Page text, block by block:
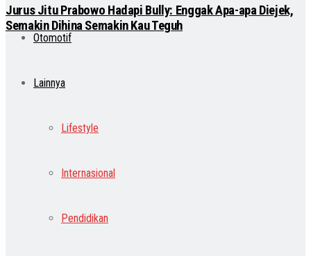
Otomotif
Lainnya
Lifestyle
Internasional
Pendidikan
Jurus Jitu Prabowo Hadapi Bully: Enggak Apa-apa Diejek,
Semakin Dihina Semakin Kau Teguh